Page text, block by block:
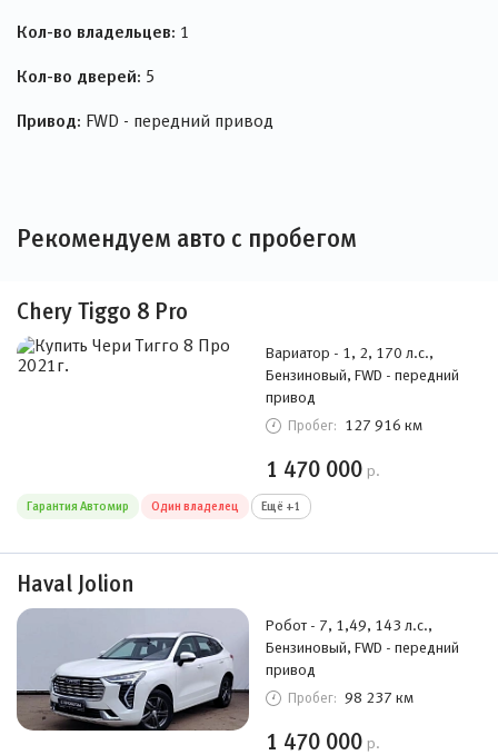
Кол-во владельцев: 1
Кол-во дверей: 5
Привод: FWD - передний привод
Рекомендуем авто с пробегом
Chery Tiggo 8 Pro
Вариатор - 1, 2, 170 л.с.,
Бензиновый, FWD - передний
привод
Пробег: 127 916 км
1 470 000 р.
Гарантия Автомир Один владелец Ещё +1
Haval Jolion
Робот - 7, 1,49, 143 л.с.,
Бензиновый, FWD - передний
привод
Пробег: 98 237 км
1 470 000 р.